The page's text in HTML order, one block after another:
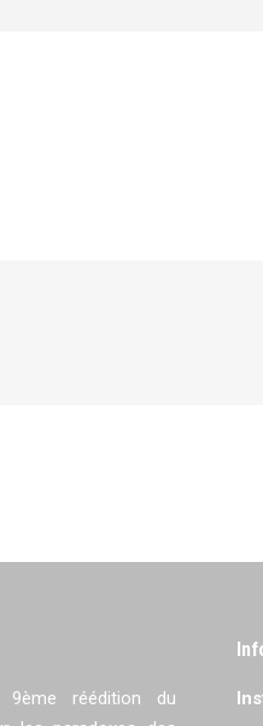
réédition du